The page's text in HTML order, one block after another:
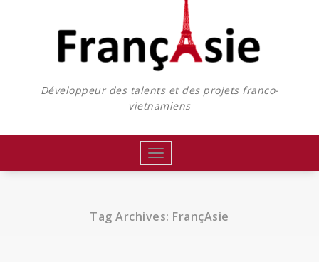
Développeur des talents et des projets franco-
vietnamiens
Toggle
navigation
Tag Archives: FrançAsie